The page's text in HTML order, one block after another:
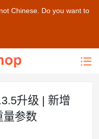
Chinese. Do you want to

升级 | 新增
量参数